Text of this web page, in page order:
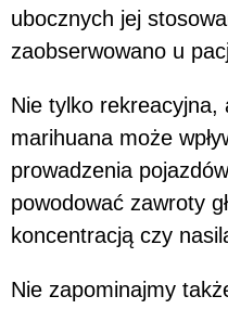
ubocznych jej
zaobserwowano u
Nie tylko rekreacyjna,
marihuana może
prowadzenia
powodować zawroty
koncentracją czy
Nie zapominajmy